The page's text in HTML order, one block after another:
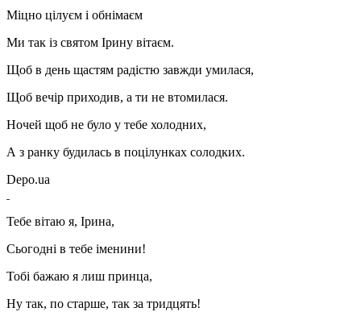
Міцно цілуєм і обнімаєм
Ми так із святом Ірину вітаєм.
Щоб в день щастям радістю завжди умилася,
Щоб вечір приходив, а ти не втомилася.
Ночей щоб не було у тебе холодних,
А з ранку будилась в поцілунках солодких.
Depo.ua
Тебе вітаю я, Ірина,
Сьогодні в тебе іменини!
Тобі бажаю я лиш принца,
Ну так, по старше, так за тридцять!